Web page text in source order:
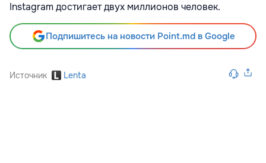
Instagram достигает двух миллионов человек.
Подпишитесь на новости Point.md в Google
Источник Lenta